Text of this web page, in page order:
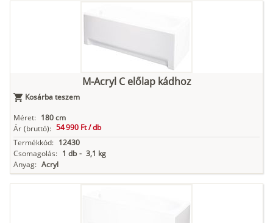
M-Acryl C előlap kádhoz
Kosárba teszem
Méret: 180 cm
Ár (bruttó): 54 990 Ft /db
Termékkód: 12430
Csomagolás: 1 db - 3,1 kg
Anyag: Acryl